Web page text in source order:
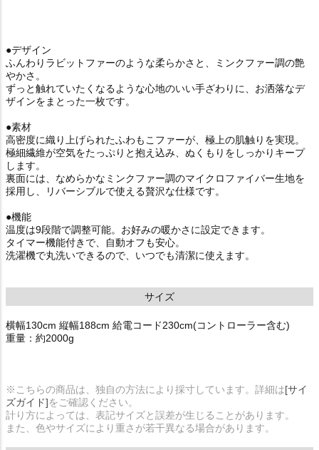
●デザイン
ふんわりラビットファーのような柔らかさと、ミンクファー調の艶
やかさ。
ずっと触れていたくなるような心地のいい手ざわりに、お洒落なデ
ザインをまとった一枚です。
●素材
高密度に織り上げられたふわもこファーが、極上の肌触りを実現。
極細繊維が空気をたっぷりと抱え込み、ぬくもりをしっかりキープ
します。
裏面には、なめらかなミンクファー調のマイクロファイバー生地を
採用し、リバーシブルで使える贅沢な仕様です。
●機能
温度は9段階で調整可能。お好みの暖かさに設定できます。
タイマー機能付きで、自動オフも安心。
洗濯機で丸洗いできるので、いつでも清潔に使えます。
サイズ
横幅130cm 縦幅188cm 給電コード230cm(コントローラー含む)
重量：約2000g
※こちらの商品は、独自の方法により採寸しています。詳細は[サイ
ズガイド]をご確認ください。
計り方によっては、表記サイズと誤差が生じることがあります。
また、色やサイズにより重さが若干異なる場合があります。